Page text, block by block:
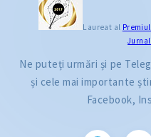
Laureat al
Ne puteți urmări și pe
și cele mai importante
Facebook,